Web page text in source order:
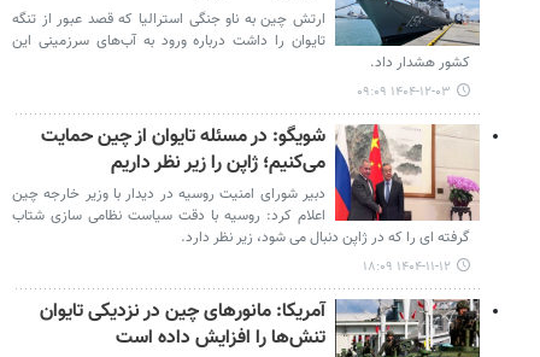
ارتش چین به ناو جنگی استرالیا که قصد عبور از تنگه
تایوان را داشت درباره ورود به آب‌های سرزمینی این
کشور هشدار داد.
۱۴۰۴-۱۲-۰۳ ۰۹:۰۹
شویگو: در مسئله تایوان از چین حمایت
می‌کنیم؛ ژاپن را زیر نظر داریم
دبیر شورای امنیت روسیه در دیدار با وزیر خارجه چین
اعلام کرد: روسیه با دقت سیاست نظامی‌ سازی شتاب‌
گرفته‌ ای را که در ژاپن دنبال می‌ شود، زیر نظر دارد.
۱۴۰۴-۱۱-۱۲ ۱۸:۰۹
آمریکا: مانورهای چین در نزدیکی تایوان
تنش‌ها را افزایش داده است